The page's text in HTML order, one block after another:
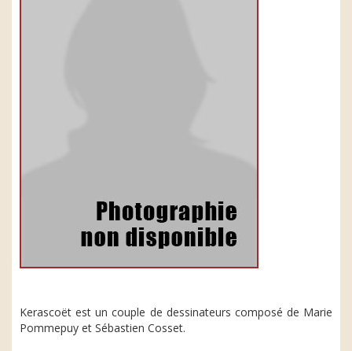
Kerascoët est un couple de dessinateurs composé de Marie
Pommepuy et Sébastien Cosset.